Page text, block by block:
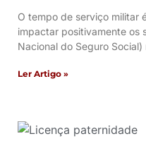
O tempo de serviço militar
impactar positivamente os
Nacional do Seguro
Ler Artigo »